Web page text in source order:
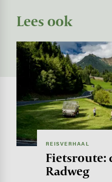
Lees ook
Image
REISVERHAAL
Fietsroute:
Radweg